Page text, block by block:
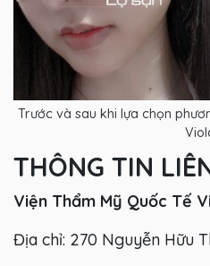
Trước và sau khi lựa chọn
THÔNG TIN
Viện Thẩm Mỹ Quốc Tế
Địa chỉ: 270 Nguyễn Hữu